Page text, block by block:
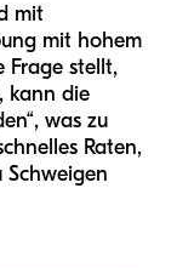
mit
mit hohem
Frage stellt,
kann die
was zu
Raten,
Schweigen